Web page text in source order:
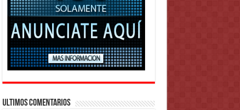
Ultimos Comentarios